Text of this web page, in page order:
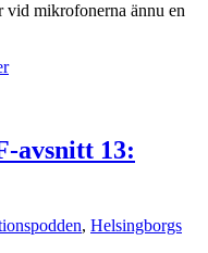
vid mikrofonerna ännu en
avsnitt 13:
, Helsingborgs